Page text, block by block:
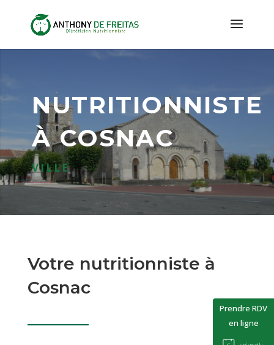
Prendre RDV
en ligne
NUTRITIONNISTE
À COSNAC
VILLE
Votre nutritionniste à
Cosnac